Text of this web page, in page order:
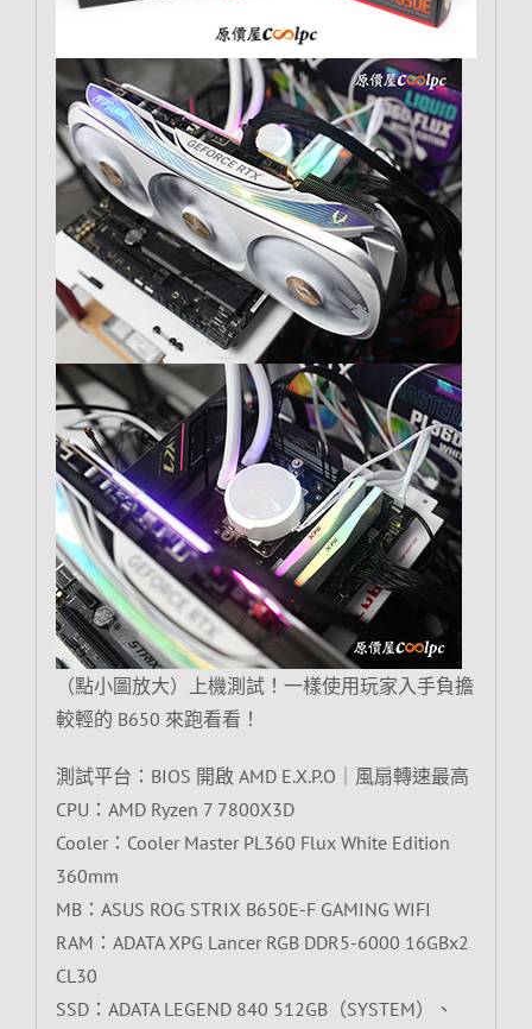
（點小圖放大）上機測試！一樣使用玩家入手負擔
較輕的 B650 來跑看看！
測試平台：BIOS 開啟 AMD E.X.P.O｜風扇轉速最高
CPU：AMD Ryzen 7 7800X3D
Cooler：Cooler Master PL360 Flux White Edition
360mm
MB：ASUS ROG STRIX B650E-F GAMING WIFI
RAM：ADATA XPG Lancer RGB DDR5-6000 16GBx2
CL30
SSD：ADATA LEGEND 840 512GB（SYSTEM）、